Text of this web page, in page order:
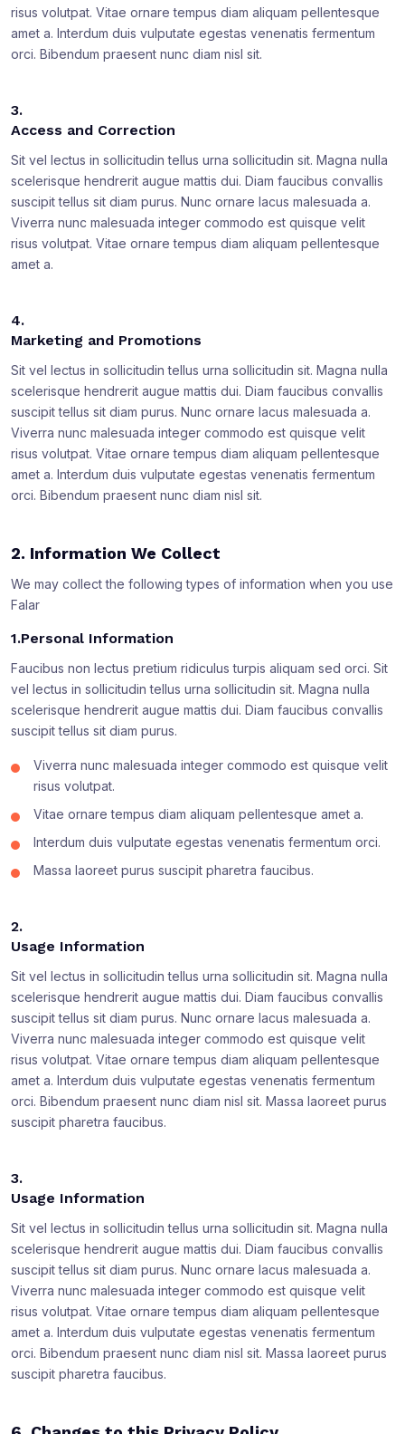
risus volutpat. Vitae ornare tempus diam aliquam pellentesque
amet a. Interdum duis vulputate egestas venenatis fermentum
orci. Bibendum praesent nunc diam nisl sit.
3.
Access and Correction
Sit vel lectus in sollicitudin tellus urna sollicitudin sit. Magna nulla
scelerisque hendrerit augue mattis dui. Diam faucibus convallis
suscipit tellus sit diam purus. Nunc ornare lacus malesuada a.
Viverra nunc malesuada integer commodo est quisque velit
risus volutpat. Vitae ornare tempus diam aliquam pellentesque
amet a.
4.
Marketing and Promotions
Sit vel lectus in sollicitudin tellus urna sollicitudin sit. Magna nulla
scelerisque hendrerit augue mattis dui. Diam faucibus convallis
suscipit tellus sit diam purus. Nunc ornare lacus malesuada a.
Viverra nunc malesuada integer commodo est quisque velit
risus volutpat. Vitae ornare tempus diam aliquam pellentesque
amet a. Interdum duis vulputate egestas venenatis fermentum
orci. Bibendum praesent nunc diam nisl sit.
2. Information We Collect
We may collect the following types of information when you use
Falar
1.Personal Information
Faucibus non lectus pretium ridiculus turpis aliquam sed orci. Sit
vel lectus in sollicitudin tellus urna sollicitudin sit. Magna nulla
scelerisque hendrerit augue mattis dui. Diam faucibus convallis
suscipit tellus sit diam purus.
Viverra nunc malesuada integer commodo est quisque velit
risus volutpat.
Vitae ornare tempus diam aliquam pellentesque amet a.
Interdum duis vulputate egestas venenatis fermentum orci.
Massa laoreet purus suscipit pharetra faucibus.
2.
Usage Information
Sit vel lectus in sollicitudin tellus urna sollicitudin sit. Magna nulla
scelerisque hendrerit augue mattis dui. Diam faucibus convallis
suscipit tellus sit diam purus. Nunc ornare lacus malesuada a.
Viverra nunc malesuada integer commodo est quisque velit
risus volutpat. Vitae ornare tempus diam aliquam pellentesque
amet a. Interdum duis vulputate egestas venenatis fermentum
orci. Bibendum praesent nunc diam nisl sit. Massa laoreet purus
suscipit pharetra faucibus.
3.
Usage Information
Sit vel lectus in sollicitudin tellus urna sollicitudin sit. Magna nulla
scelerisque hendrerit augue mattis dui. Diam faucibus convallis
suscipit tellus sit diam purus. Nunc ornare lacus malesuada a.
Viverra nunc malesuada integer commodo est quisque velit
risus volutpat. Vitae ornare tempus diam aliquam pellentesque
amet a. Interdum duis vulputate egestas venenatis fermentum
orci. Bibendum praesent nunc diam nisl sit. Massa laoreet purus
suscipit pharetra faucibus.